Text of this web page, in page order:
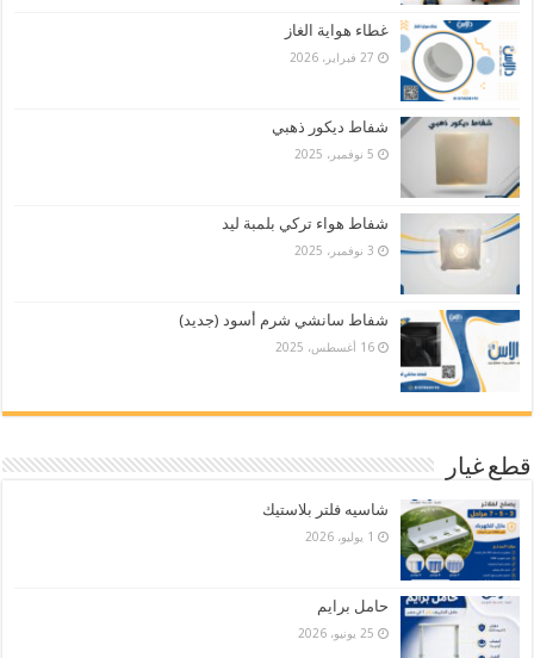
غطاء هواية الغاز
27 فبراير، 2026
شفاط ديكور ذهبي
5 نوفمبر، 2025
شفاط هواء تركي بلمبة ليد
3 نوفمبر، 2025
شفاط سانشي شرم أسود (جديد)
16 أغسطس، 2025
قطع غيار
شاسيه فلتر بلاستيك
1 يوليو، 2026
حامل برايم
25 يونيو، 2026